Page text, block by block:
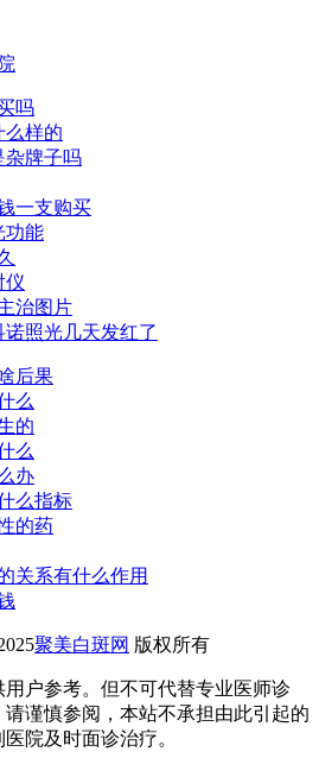
吗
么样的
杂牌子吗
一支购买
功能
仪
治图片
照光几天发红了
后果
么
的
么
办
么指标
的药
关系有什么作用
聚美白斑网 版权所有
户参考。但不可代替专业医师诊
谨慎参阅，本站不承担由此引起的
院及时面诊治疗。